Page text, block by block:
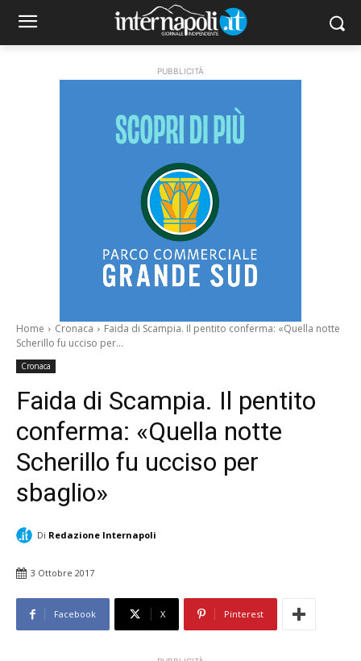
PUBBLICITÀ
Home Cronaca
Faida di Scampia. Il pentito conferma: «Quella notte
Scherillo fu ucciso per...
Cronaca
Faida di Scampia. Il pentito
conferma: «Quella notte
Scherillo fu ucciso per
sbaglio»
Di Redazione Internapoli
3 Ottobre 2017
Facebook X Pinterest